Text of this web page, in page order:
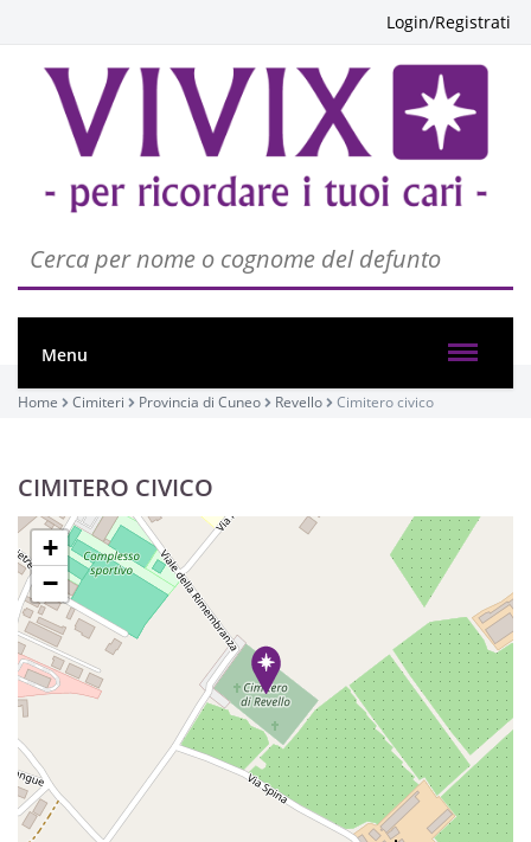
Login/Registrati
Menu
Home Cimiteri Provincia di Cuneo Revello Cimitero civico
CIMITERO CIVICO
+
−